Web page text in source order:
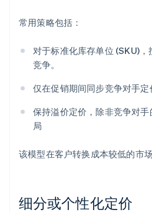
常用策略包括：
对于标准化库存单位 (SKU)
竞争。
仅在促销期间同步竞争对手定
保持溢价定价，除非竞争对
局
该模型在客户转换成本较低的市
细分或个性化定价